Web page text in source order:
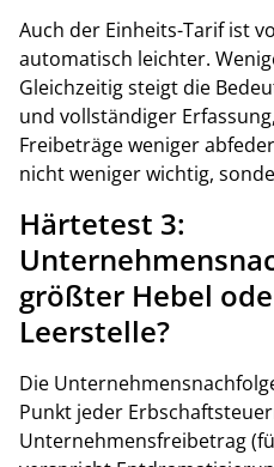
Auch der Einheits-Tarif ist
automatisch leichter.
Gleichzeitig steigt die
und vollständiger
Freibeträge weniger
nicht weniger wichtig,
Härtetest 3:
größter Hebel
Leerstelle?
Die
Punkt jeder
Unternehmensfreibetrag